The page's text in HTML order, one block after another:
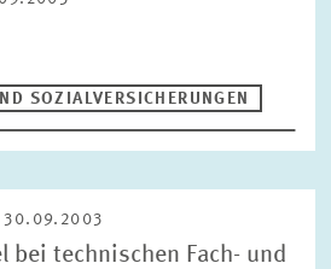
SOZIALVERSICHERUNGEN
30.09.2003
bei technischen Fach- und